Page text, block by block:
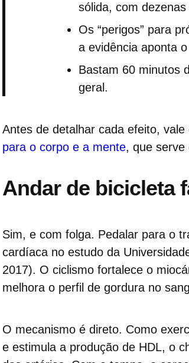
sólida, com
Os “perigos” para
a evidência aponta
Bastam 60 minutos
geral.
Antes de detalhar cada efeito,
para o corpo e a mente, que serve
Andar de bicicleta
Sim, e com folga. Pedalar para o
cardíaca no estudo da
2017). O ciclismo fortalece o
melhora o perfil de gordura no
O mecanismo é direto. Como
e estimula a produção de HDL, o